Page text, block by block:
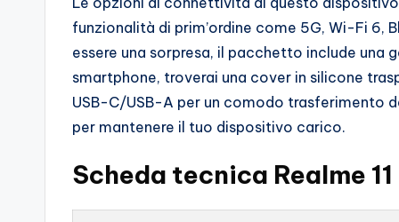
funzionalità di prim’ordine come 5G, Wi-Fi 6,
essere una sorpresa, il pacchetto include una
smartphone, troverai una cover in silicone
USB-C/USB-A per un comodo trasferimento
per mantenere il tuo dispositivo carico.
Scheda tecnica Realme